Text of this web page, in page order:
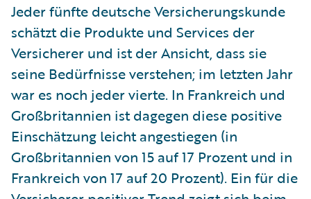
Jeder fünfte deutsche Versicherungskunde
schätzt die Produkte und Services der
Versicherer und ist der Ansicht, dass sie
seine Bedürfnisse verstehen; im letzten Jahr
war es noch jeder vierte. In Frankreich und
Großbritannien ist dagegen diese positive
Einschätzung leicht angestiegen (in
Großbritannien von 15 auf 17 Prozent und in
Frankreich von 17 auf 20 Prozent). Ein für die